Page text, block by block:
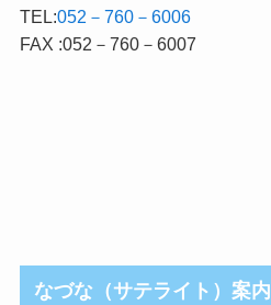
TEL:052－760－6006
FAX :052－760－6007
なづな（サテライト）案内